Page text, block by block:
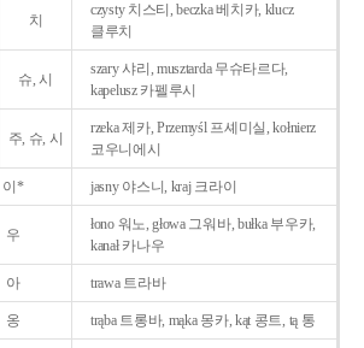
치
czysty 치스티, beczka 베치카, klucz
클루치
슈, 시
szary 샤리, musztarda 무슈타르다,
kapelusz 카펠루시
주, 슈, 시
rzeka 제카, Przemyśl 프셰미실, kołnierz
코우니에시
이* jasny 야스니, kraj 크라이
우
łono 워노, głowa 그워바, bułka 부우카,
kanał 카나우
아 trawa 트라바
옹 trąba 트롱바, mąka 몽카, kąt 콩트, tą 통